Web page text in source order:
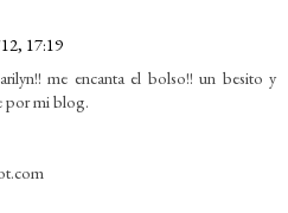
17:19
me encanta el bolso!! un besito y
por mi blog.